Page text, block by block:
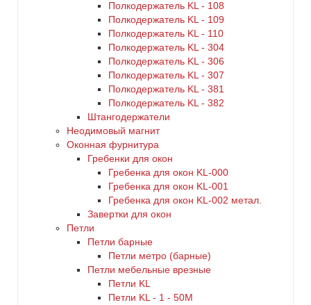
Полкодержатель KL - 108
Полкодержатель KL - 109
Полкодержатель KL - 110
Полкодержатель KL - 304
Полкодержатель KL - 306
Полкодержатель KL - 307
Полкодержатель KL - 381
Полкодержатель KL - 382
Штангодержатели
Неодимовый магнит
Оконная фурнитура
Гребенки для окон
Гребенка для окон KL-000
Гребенка для окон KL-001
Гребенка для окон KL-002 метал.
Завертки для окон
Петли
Петли барные
Петли метро (барные)
Петли мебельные врезные
Петли KL
Петли KL - 1 - 50M